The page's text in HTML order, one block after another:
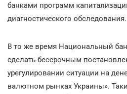
банками программ
диагностического обследования.
В то же время Национальный
сделать бессрочным
урегулировании ситуации на
валютном рынках Украины».